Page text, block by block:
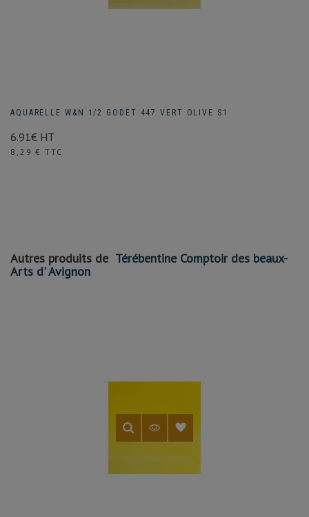
AQUARELLE W&N 1/2 GODET 447 VERT OLIVE S1
6.91€ HT
Prix
8,29 € TTC
Autres produits de Térébentine Comptoir des beaux-
Arts d' Avignon